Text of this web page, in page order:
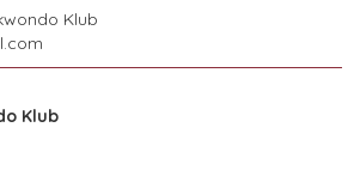
Klub
Klub